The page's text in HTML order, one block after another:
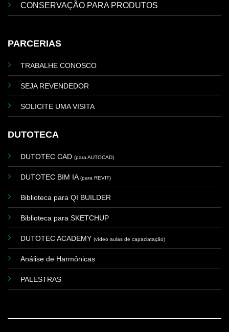
CONSERVAÇÃO PARA PRODUTOS
PARCERIAS
TRABALHE CONOSCO
SEJA REVENDEDOR
SOLICITE UMA VISITA
DUTOTECA
DUTOTEC CAD (para AUTOCAD)
DUTOTEC BIM IA (para REVIT)
Biblioteca para QI BUILDER
Biblioteca para SKETCHUP
DUTOTEC ACADEMY (vídeo aulas de capaciatação)
Análise de Harmônicas
PALESTRAS